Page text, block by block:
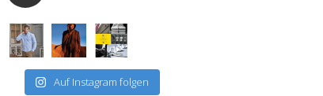
Auf Instagram folgen